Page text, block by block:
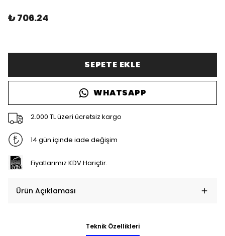
₺ 706.24
SEPETE EKLE
WHATSAPP
2.000 TL üzeri ücretsiz kargo
14 gün içinde iade değişim
Fiyatlarımız KDV Hariçtir.
Ürün Açıklaması
Teknik Özellikleri